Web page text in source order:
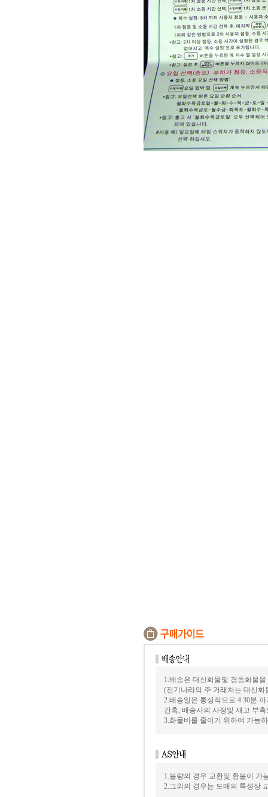
1.배송은 대신화물및 경동화물
(전기나라의 주 거래처는 대신화
2.배송일은 통상적으로 4:30분
간혹, 배송사의 사정및 재고 부
3.화물비를 줄이기 위하여 가능
1.불량의 경우 교환및 환불이 가
2.그외의 경우는 도매의 특성상